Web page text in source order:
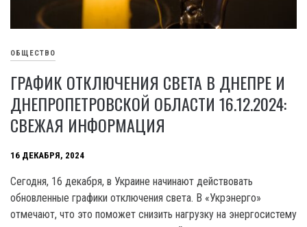
ОБЩЕСТВО
ГРАФИК ОТКЛЮЧЕНИЯ СВЕТА В ДНЕПРЕ И
ДНЕПРОПЕТРОВСКОЙ ОБЛАСТИ 16.12.2024:
СВЕЖАЯ ИНФОРМАЦИЯ
16 ДЕКАБРЯ, 2024
Сегодня, 16 декабря, в Украине начинают действовать
обновленные графики отключения света. В «Укрэнерго»
отмечают, что это поможет снизить нагрузку на энергосистему